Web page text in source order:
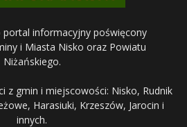
informacyjny poświęcony
i Miasta Nisko oraz Powiatu
Niżańskiego.
z gmin i miejscowości: Nisko, Rudnik
Harasiuki, Krzeszów, Jarocin i
innych.